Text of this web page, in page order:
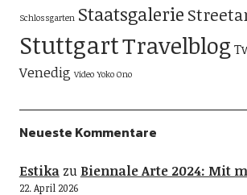
Schlossgarten Staatsgalerie
StuttgartTravelblog
Venedig Video Yoko Ono
Neueste Kommentare
Estikazu Biennale Arte 2024: Mit
22. April 2026